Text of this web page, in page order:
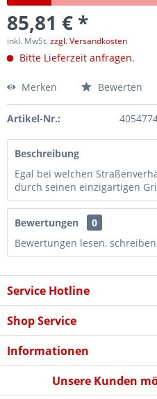
85,81 € *
inkl. MwSt.zzgl. Versandkosten
Bitte Lieferzeit anfragen.
Merken Bewerten
Artikel-Nr.:
Beschreibung
Egal bei welchen
durch seinen einzigartigen
Bewertungen
0
Bewertungen lesen,
Service Hotline
Shop Service
Informationen
Unsere Kunden